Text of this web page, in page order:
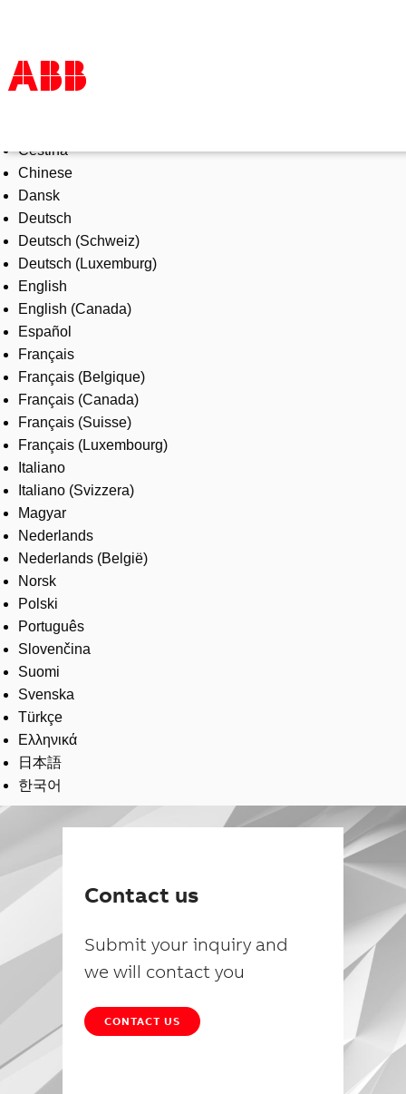
Products & Solutions
Industries
Services
About us
Where to buy
Contact us
Careers
Čeština
Chinese
Dansk
Deutsch
Deutsch (Schweiz)
Deutsch (Luxemburg)
English
English (Canada)
Español
Français
Français (Belgique)
Français (Canada)
Français (Suisse)
Français (Luxembourg)
Italiano
Italiano (Svizzera)
Magyar
Nederlands
Nederlands (België)
Norsk
Polski
Português
Slovenčina
Suomi
Svenska
Türkçe
Ελληνικά
日本語
한국어
Contact us
Submit your inquiry and
we will contact you
CONTACT US